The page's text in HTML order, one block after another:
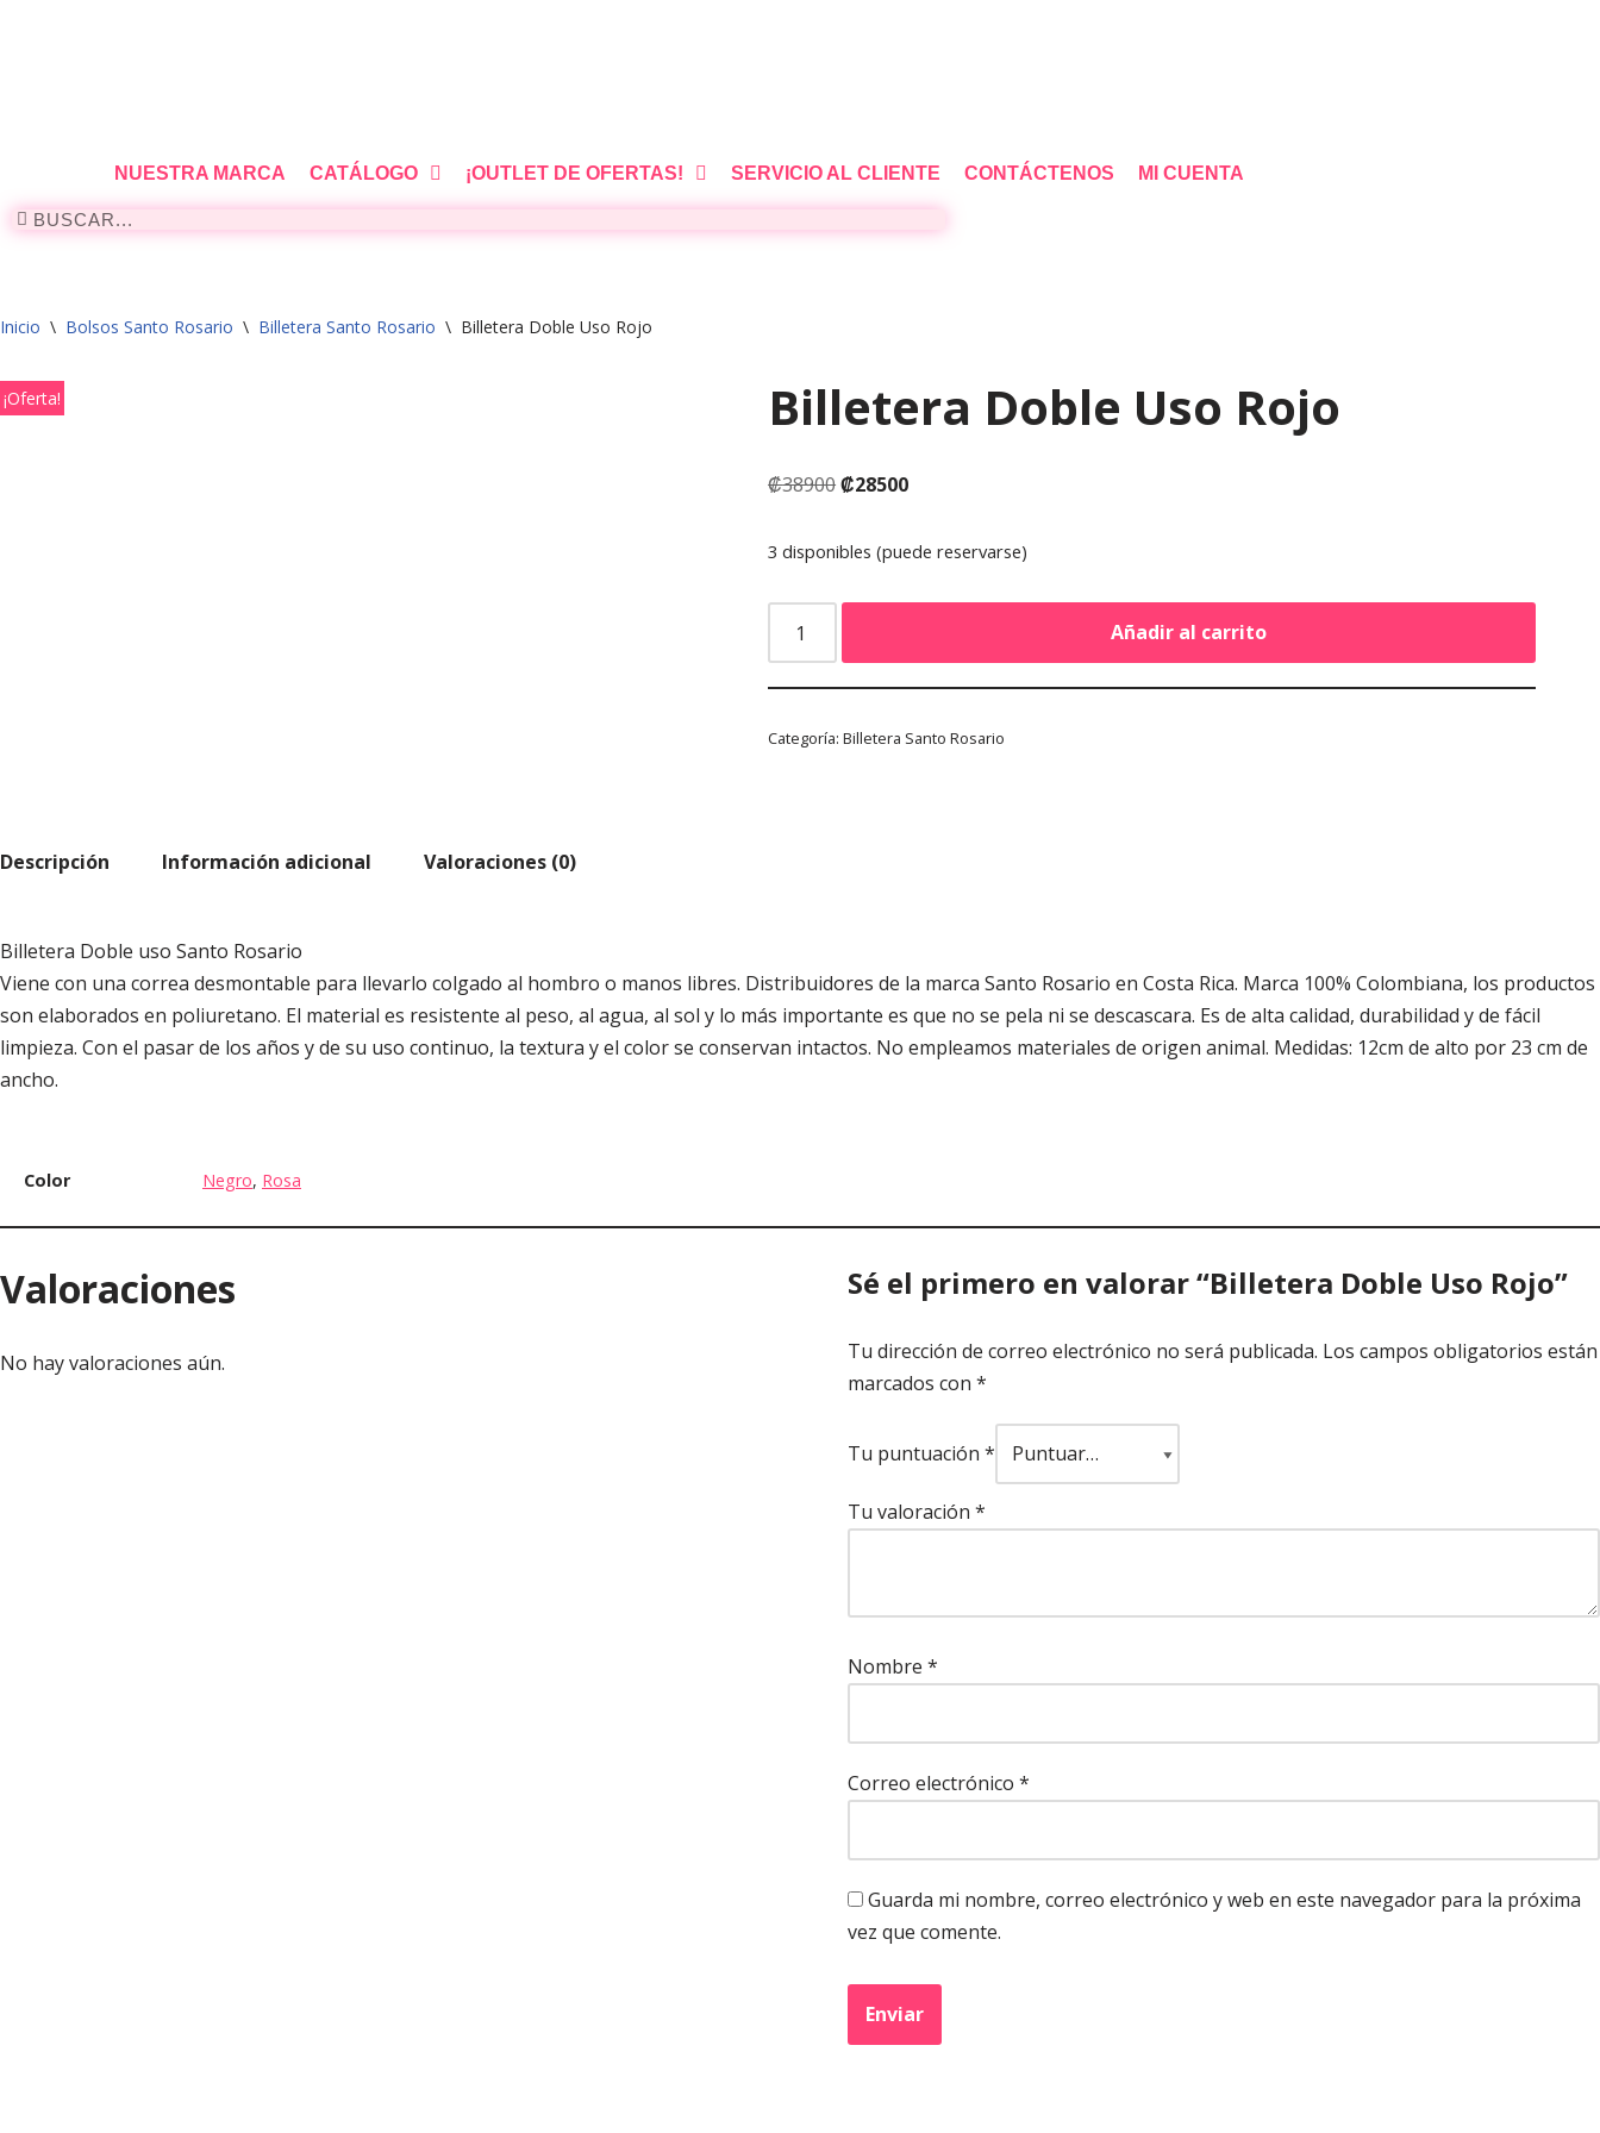
NUESTRA MARCA CATÁLOGO ¡OUTLET DE OFERTAS! SERVICIO AL CLIENTE CONTÁCTENOS MI CUENTA
Inicio \ Bolsos Santo Rosario \ Billetera Santo Rosario \ Billetera Doble Uso Rojo
¡Oferta! Billetera Doble Uso Rojo
₡38900₡28500
3 disponibles (puede reservarse)
Añadir al carrito
Categoría:Billetera Santo Rosario
Descripción Información adicional Valoraciones (0)
Billetera Doble uso Santo Rosario
Viene con una correa desmontable para llevarlo colgado al hombro o manos libres. Distribuidores de la marca Santo Rosario en Costa Rica. Marca 100% Colombiana, los productos
son elaborados en poliuretano. El material es resistente al peso, al agua, al sol y lo más importante es que no se pela ni se descascara. Es de alta calidad, durabilidad y de fácil
limpieza. Con el pasar de los años y de su uso continuo, la textura y el color se conservan intactos. No empleamos materiales de origen animal. Medidas: 12cm de alto por 23 cm de
ancho.
Color Negro, Rosa
Valoraciones
No hay valoraciones aún.
Sé el primero en valorar “Billetera Doble Uso Rojo”
Tu dirección de correo electrónico no será publicada. Los campos obligatorios están
marcados con *
Tu puntuación *
Tu valoración *
Nombre *
Correo electrónico *
Guarda mi nombre, correo electrónico y web en este navegador para la próxima
vez que comente.